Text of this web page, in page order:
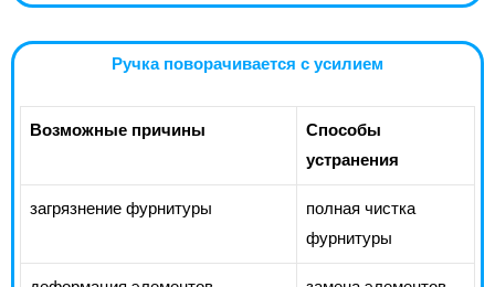
Ручка поворачивается с усилием
Возможные причины
Способы
устранения
загрязнение фурнитуры
полная чистка
фурнитуры